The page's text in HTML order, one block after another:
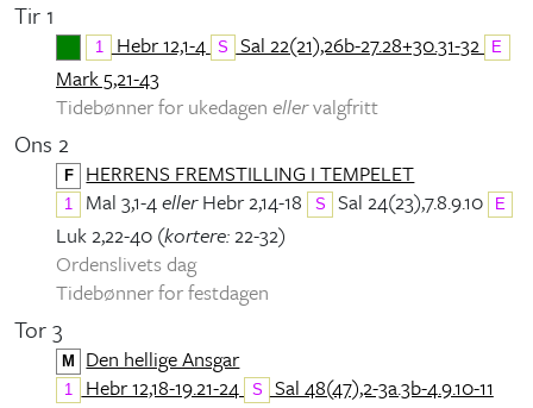
Tir 1
1 Hebr 12,1-4 S Sal 22(21),26b-27.28+30.31-32 E
Mark 5,21-43
Tidebønner for ukedagen ellervalgfritt
Ons 2
F HERRENS FREMSTILLING I TEMPELET
1 Mal 3,1-4ellerHebr 2,14-18 S Sal 24(23),7.8.9.10 E
Luk 2,22-40 (kortere:22-32)
Ordenslivets dag
Tidebønner for festdagen
Tor 3
M Den hellige Ansgar
1 Hebr 12,18-19.21-24 S Sal 48(47),2-3a.3b-4.9.10-11